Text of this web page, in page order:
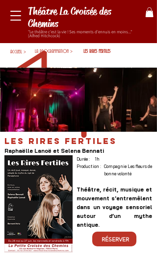
Théâtre La Croisée des
Chemins
"Le théâtre c'est la vie ! Ses moments d'ennuis en moins..."
(Alfred Hitchcock)
ACCUEIL > LA PROGRAMMATION > LES RIRES FERTILES
LES RIRES FERTILES
Raphaëlle Lanoë et Selena Bennati
Durée :
1h
Production : Compagnie Les fleurs de
bonne volonté
Théâtre, récit, musique et
mouvement s'entremêlent
dans un voyage sensoriel
autour d’un mythe
antique.
RÉSERVER